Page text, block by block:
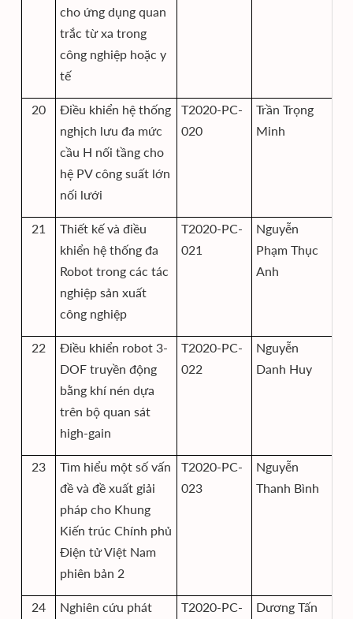
cho ứng dụng quan
trắc từ xa trong
công nghiệp hoặc y
tế
20
Điều khiển hệ thống
nghịch lưu đa mức
cầu H nối tầng cho
hệ PV công suất lớn
nối lưới
T2020-PC-
020
Trần Trọng
Minh
21
Thiết kế và điều
khiển hệ thống đa
Robot trong các tác
nghiệp sản xuất
công nghiệp
T2020-PC-
021
Nguyễn
Phạm Thục
Anh
22
Điều khiển robot 3-
DOF truyền động
bằng khí nén dựa
trên bộ quan sát
high-gain
T2020-PC-
022
Nguyễn
Danh Huy
23
Tìm hiểu một số vấn
đề và đề xuất giải
pháp cho Khung
Kiến trúc Chính phủ
Điện tử Việt Nam
phiên bản 2
T2020-PC-
023
Nguyễn
Thanh Bình
24
Nghiên cứu phát
T2020-PC-
Dương Tấn